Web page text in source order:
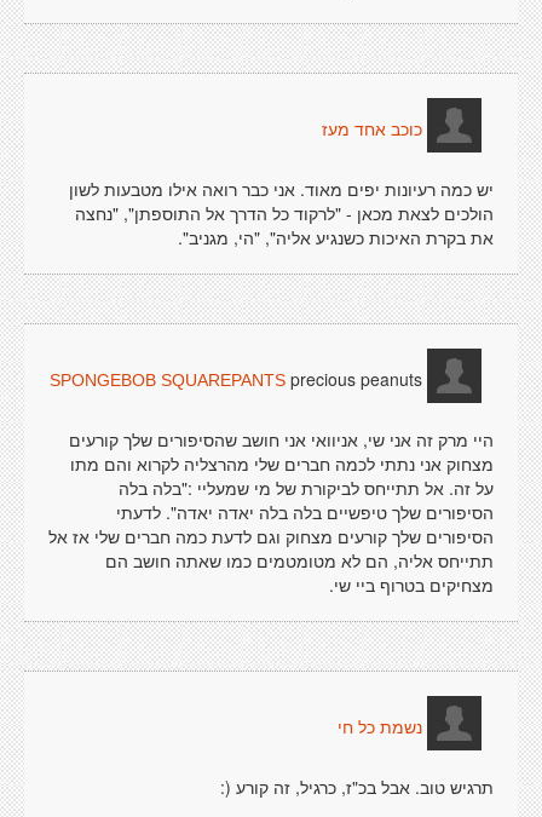
כוכב אחד מעז
יש כמה רעיונות יפים מאוד. אני כבר רואה אילו מטבעות לשון
הולכים לצאת מכאן - "לרקוד כל הדרך אל התוספתן", "נחצה
את בקרת האיכות כשנגיע אליה", "הי, מגניב".
SPONGEBOB SQUAREPANTS precious peanuts
היי מרק זה אני שי, אניוואי אני חושב שהסיפורים שלך קורעים
מצחוק אני נתתי לכמה חברים שלי מהרצליה לקרוא והם מתו
על זה. אל תתייחס לביקורת של מי שמעליי :"בלה בלה
הסיפורים שלך טיפשיים בלה בלה יאדה יאדה". לדעתי
הסיפורים שלך קורעים מצחוק וגם לדעת כמה חברים שלי אז אל
תתייחס אליה, הם לא מטומטמים כמו שאתה חושב הם
מצחיקים בטרוף ביי שי.
נשמת כל חי
תרגיש טוב. אבל בכ"ז, כרגיל, זה קורע (: